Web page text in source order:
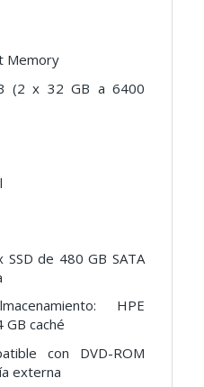
Memory
(2 x 32 GB a 6400
SSD de 480 GB SATA
HPE
GB caché
con DVD-ROM
externa